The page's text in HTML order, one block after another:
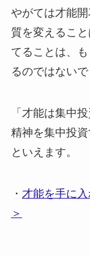
やがては才能
質を変えるこ
てることは、
るのではないで
「才能は集中
精神を集中投
といえます。
・ 才能を手に
＞